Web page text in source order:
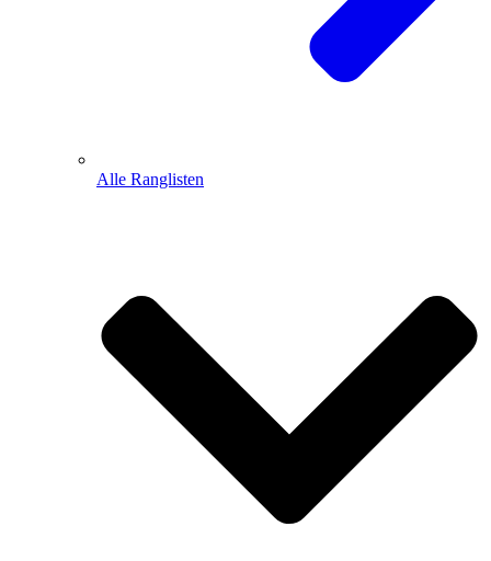
Alle Ranglisten